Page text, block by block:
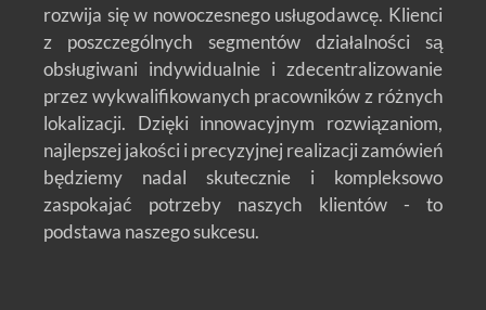
rozwija się w nowoczesnego usługodawcę. Klienci
z poszczególnych segmentów działalności są
obsługiwani indywidualnie i zdecentralizowanie
przez wykwalifikowanych pracowników z różnych
lokalizacji. Dzięki innowacyjnym rozwiązaniom,
najlepszej jakości i precyzyjnej realizacji zamówień
będziemy nadal skutecznie i kompleksowo
zaspokajać potrzeby naszych klientów - to
podstawa naszego sukcesu.